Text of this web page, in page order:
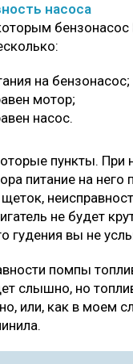
насоса
на бензонасос;
мотор;
насос.
пункты. При
питание на него
не будет
гудения вы не
помпы
слышно, но
или, как в моем